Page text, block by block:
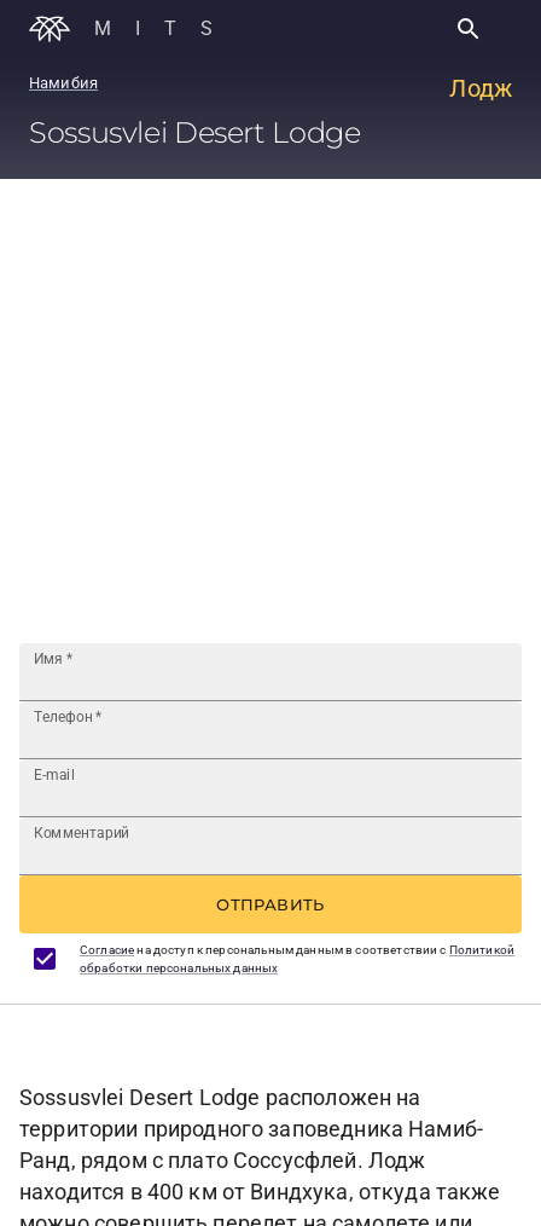
MITS
Лодж
Намибия
Sossusvlei Desert Lodge
Имя *
Телефон *
E-mail
Комментарий
ОТПРАВИТЬ
Согласиена доступ к персональным данным в соответствии с Политикой
обработки персональных данных
Sossusvlei Desert Lodge расположен на
территории природного заповедника Намиб-
Ранд, рядом с плато Соссусфлей. Лодж
находится в 400 км от Виндхука, откуда также